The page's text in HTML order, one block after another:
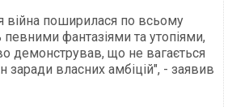
війна поширилася по всьому
фантазіями та утопіями,
демонстрував, що не вагається
заради власних амбіцій", - заявив